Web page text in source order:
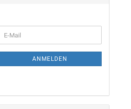
ZUR
ANMELDUNG
E-
Mail
ANMELDEN